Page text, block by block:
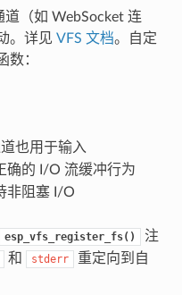
（如 WebSocket 连
。详见 VFS 文档。自定
数：
也用于输入
确的 I/O 流缓冲行为
非阻塞 I/O
esp_vfs_register_fs()
注
和 stderr
重定向到自